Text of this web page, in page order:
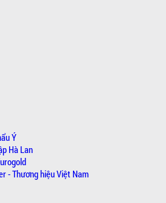
Ý
Hà Lan
- Thương hiệu Việt Nam